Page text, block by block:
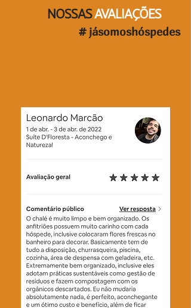
NOSSASAVALIAÇÕES
# jásomoshóspedes